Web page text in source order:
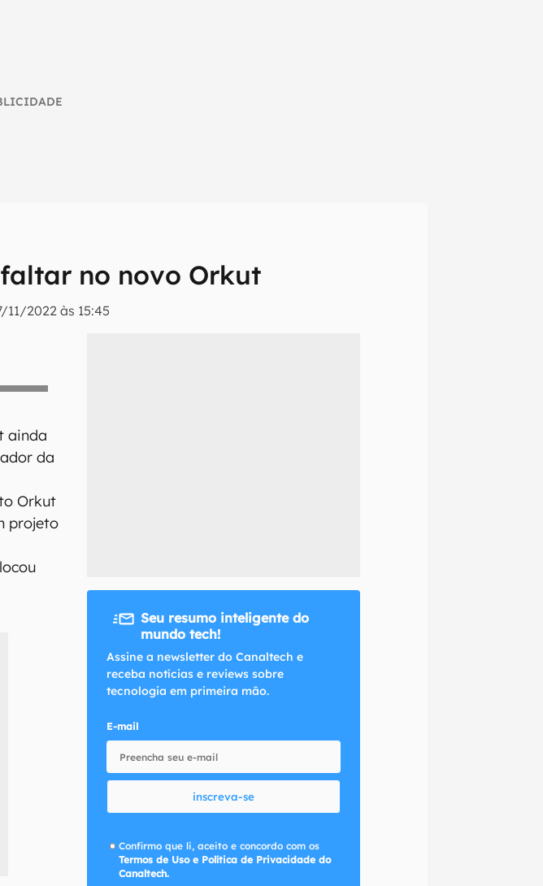
no novo Orkut
11/2022 às 15:45
e reviews sobre tecnologia em primeira
se
Uso e Política de Privacidade do Canaltech.
ainda
da
Orkut
projeto
Seu resumo inteligente do
mundo tech!
Assine a newsletter do Canaltech e
receba notícias e reviews sobre
tecnologia em primeira mão.
E-mail
inscreva-se
Confirmo que li, aceito e concordo com os
Termos de Uso e Política de Privacidade do
Canaltech.